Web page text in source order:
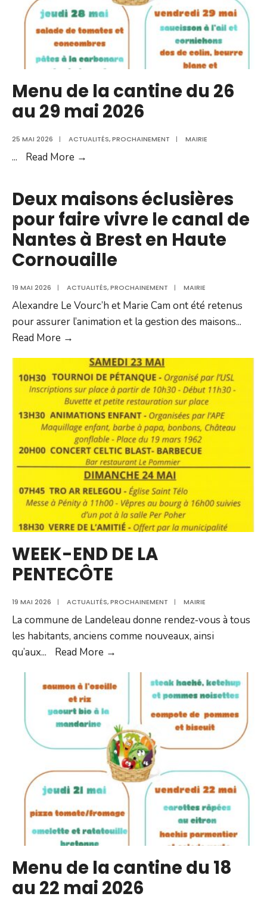
Menu de la cantine du 26
au 29 mai 2026
25 MAI 2026 | ACTUALITÉS,PROCHAINEMENT | MAIRIE
... Read More →
la
cantine
du
26
au
29
mai
2026
Deux maisons éclusières
pour faire vivre le canal de
Nantes à Brest en Haute
Cornouaille
19 MAI 2026 | ACTUALITÉS,PROCHAINEMENT | MAIRIE
Alexandre Le Vourc’h et Marie Cam ont été retenus
pour assurer l’animation et la gestion des maisons...
Read More →
éclusières
pour
faire
vivre
le
canal
de
Nantes
à
Brest
en
Haute
Cornouaille
WEEK-END DE LA
PENTECÔTE
19 MAI 2026 | ACTUALITÉS,PROCHAINEMENT | MAIRIE
La commune de Landeleau donne rendez‑vous à tous
les habitants, anciens comme nouveaux, ainsi
qu’aux... Read More →
DE
PENTECÔTE
Menu de la cantine du 18
au 22 mai 2026